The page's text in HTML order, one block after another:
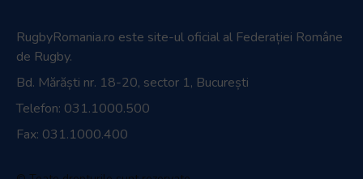
RugbyRomania.ro este site-ul oficial al Federației Române
de Rugby.
Bd. Mărăști nr. 18-20, sector 1, București
Telefon: 031.1000.500
Fax: 031.1000.400